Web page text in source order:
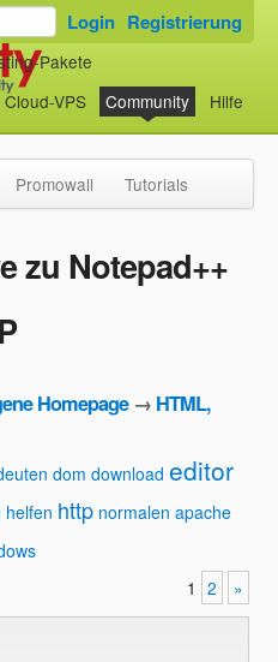
Pakete
Cloud-VPS Community Hilfe
Login Registrierung
Promowall Tutorials
zu Notepad++
Homepage→ HTML,
dom download editor
helfen http normalen apache
1 2 »